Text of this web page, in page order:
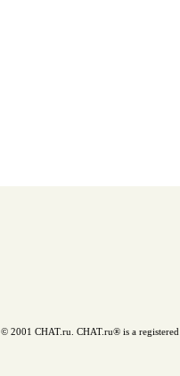
© 2001 CHAT.ru. CHAT.ru® is a